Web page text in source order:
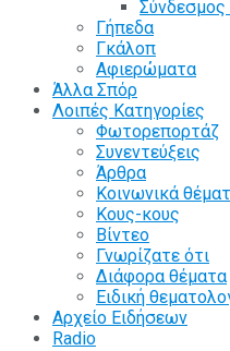
Γήπεδα
Γκάλοπ
Αφιερώματα
Άλλα Σπόρ
Λοιπές Κατηγορίες
Φωτορεπορτάζ
Συνεντεύξεις
Άρθρα
Κοινωνικά
Κους-κους
Βίντεο
Γνωρίζατε ότι
Διάφορα θέματα
Ειδική
Αρχείο Ειδήσεων
Radio